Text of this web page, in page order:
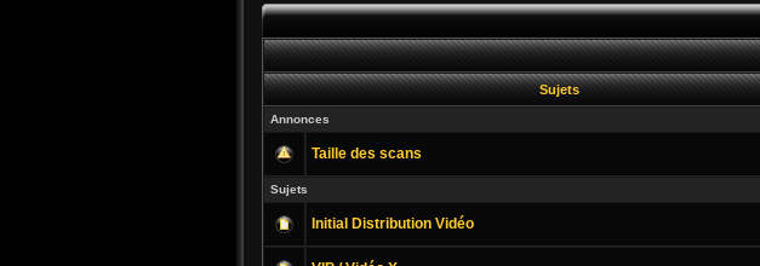
Sujets
Annonces
Taille des scans
Sujets
Initial Distribution Vidéo